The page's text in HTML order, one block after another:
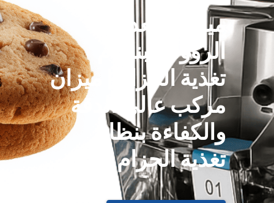
ميزان متعدد
الرؤوس بنظام
تغذية الحزام | ميزان
مركب عالي الدقة
والكفاءة بنظام
تغذية الحزام